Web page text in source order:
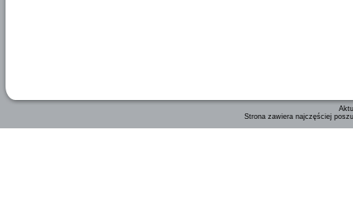
Strona zawiera najczęściej